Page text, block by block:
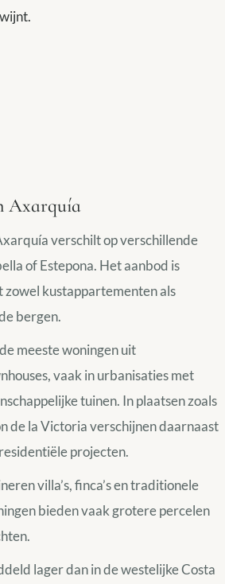
Axarquía
verschilt op verschillende
of Estepona. Het aanbod is
kustappartementen als
bergen.
meeste woningen uit
vaak in urbanisaties met
tuinen. In plaatsen zoals
de la Victoria verschijnen daarnaast
projecten.
villa’s, finca’s en traditionele
bieden vaak grotere percelen
lager dan in de westelijke Costa